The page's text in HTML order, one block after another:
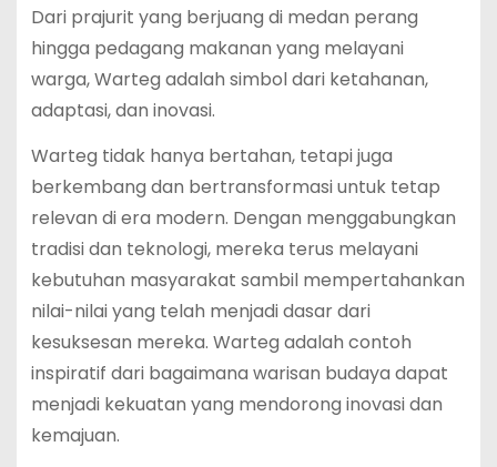
Dari prajurit yang berjuang di medan perang
hingga pedagang makanan yang melayani
warga, Warteg adalah simbol dari ketahanan,
adaptasi, dan inovasi.
Warteg tidak hanya bertahan, tetapi juga
berkembang dan bertransformasi untuk tetap
relevan di era modern. Dengan menggabungkan
tradisi dan teknologi, mereka terus melayani
kebutuhan masyarakat sambil mempertahankan
nilai-nilai yang telah menjadi dasar dari
kesuksesan mereka. Warteg adalah contoh
inspiratif dari bagaimana warisan budaya dapat
menjadi kekuatan yang mendorong inovasi dan
kemajuan.